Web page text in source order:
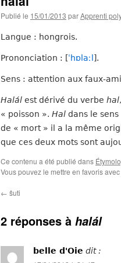
Publié le 15/01/2013 parApprenti
Langue : hongrois.
Prononciation : [ˈhɒlaːl ].
Sens : attention aux faux-
Halál est dérivé du verbe hal
« poisson ». Hal dans le
de « mort » il a la même
que ces deux mots sont
Ce contenu a été publié dans
Vous pouvez le mettre en favoris avec
← ŝuti
2 réponses à halál
belle d'Oie dit :